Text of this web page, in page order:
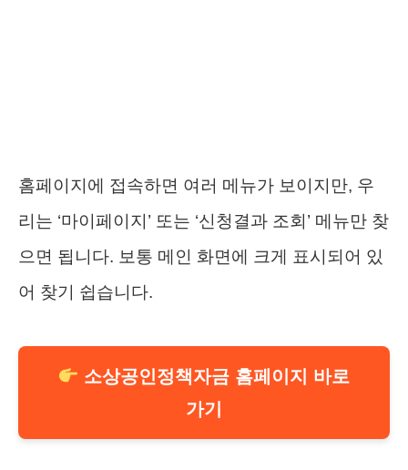
홈페이지에 접속하면 여러 메뉴가 보이지만, 우
리는 ‘마이페이지’ 또는 ‘신청결과 조회’ 메뉴만 찾
으면 됩니다. 보통 메인 화면에 크게 표시되어 있
어 찾기 쉽습니다.
소상공인정책자금 홈페이지 바로
가기